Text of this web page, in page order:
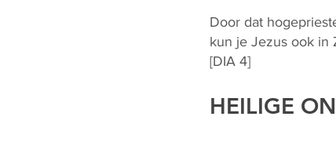
Door dat
kun je Jezus ook in
[DIA 4]
HEILIGE